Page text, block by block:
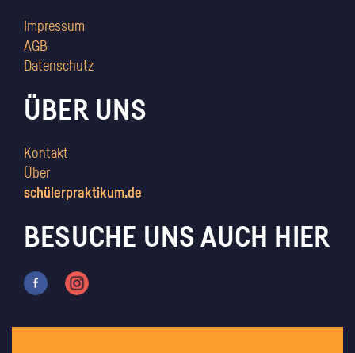
Impressum
AGB
Datenschutz
ÜBER UNS
Kontakt
Über
schülerpraktikum.de
BESUCHE UNS AUCH HIER